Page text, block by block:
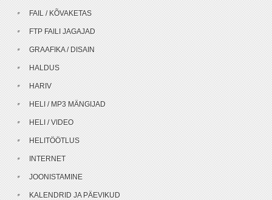
FAIL / KÕVAKETAS
FTP FAILI JAGAJAD
GRAAFIKA / DISAIN
HALDUS
HARIV
HELI / MP3 MÄNGIJAD
HELI / VIDEO
HELITÖÖTLUS
INTERNET
JOONISTAMINE
KALENDRID JA PÄEVIKUD